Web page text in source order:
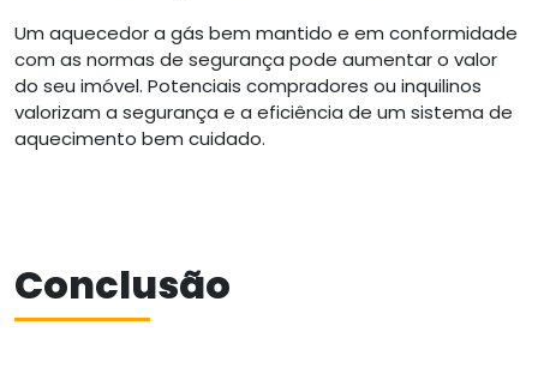
Um aquecedor a gás bem mantido e em conformidade
com as normas de segurança pode aumentar o valor
do seu imóvel. Potenciais compradores ou inquilinos
valorizam a segurança e a eficiência de um sistema de
aquecimento bem cuidado.
Conclusão